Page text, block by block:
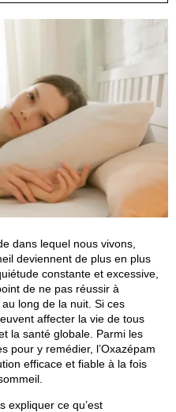
dans lequel nous vivons,
deviennent de plus en plus
constante et excessive,
de ne pas réussir à
long de la nuit. Si ces
affecter la vie de tous
la santé globale. Parmi les
pour y remédier, l’Oxazépam
efficace et fiable à la fois
expliquer ce qu’est